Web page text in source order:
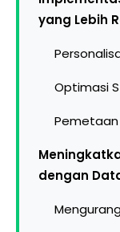
yang Lebih
Optimasi
dengan